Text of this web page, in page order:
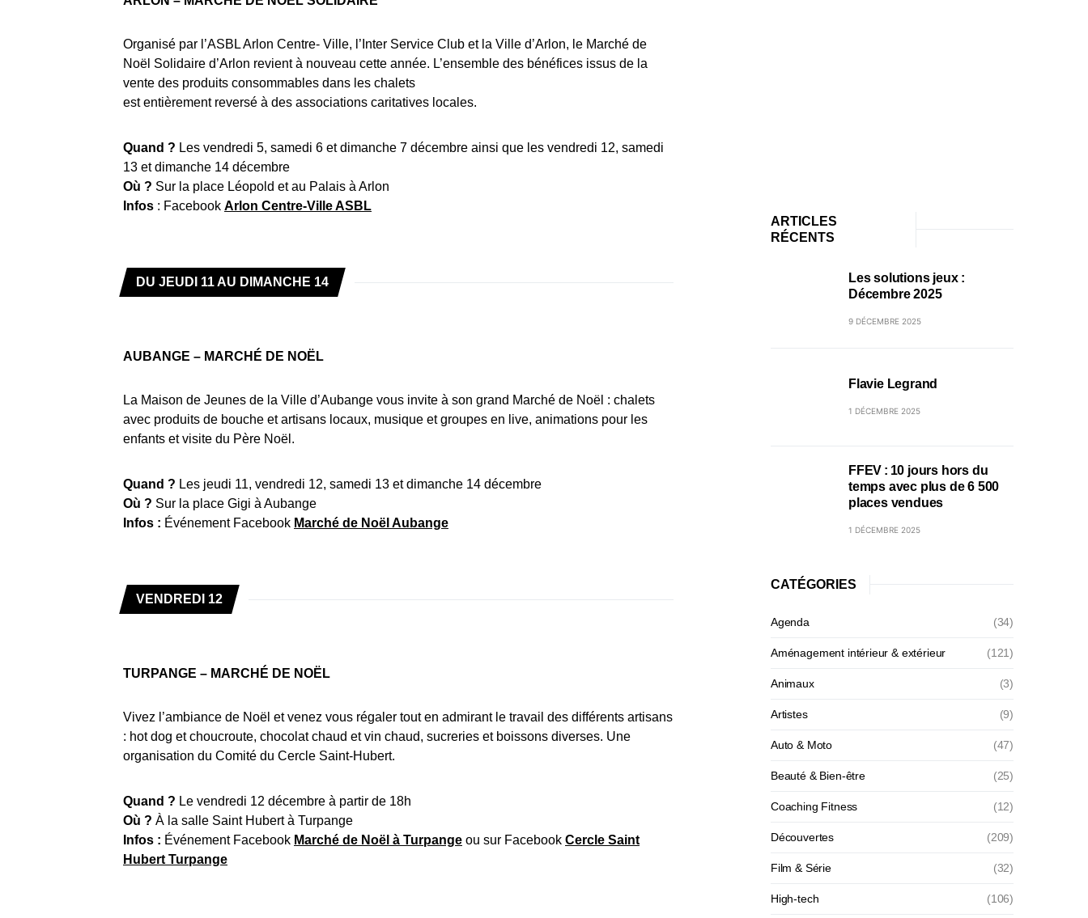
Organisé par l’ASBL Arlon Centre- Ville, l’Inter Service Club et la Ville d’Arlon, le Marché de
Noël Solidaire d’Arlon revient à nouveau cette année. L’ensemble des bénéfices issus de la
vente des produits consommables dans les chalets
est entièrement reversé à des associations caritatives locales.
Quand ? Les vendredi 5, samedi 6 et dimanche 7 décembre ainsi que les vendredi 12, samedi
13 et dimanche 14 décembre
Où ? Sur la place Léopold et au Palais à Arlon
Infos : Facebook Arlon Centre-Ville ASBL
DU JEUDI 11 AU DIMANCHE 14
AUBANGE – MARCHÉ DE NOËL
La Maison de Jeunes de la Ville d’Aubange vous invite à son grand Marché de Noël : chalets
avec produits de bouche et artisans locaux, musique et groupes en live, animations pour les
enfants et visite du Père Noël.
Quand ? Les jeudi 11, vendredi 12, samedi 13 et dimanche 14 décembre
Où ? Sur la place Gigi à Aubange
Infos : Événement Facebook Marché de Noël Aubange
VENDREDI 12
TURPANGE – MARCHÉ DE NOËL
Vivez l’ambiance de Noël et venez vous régaler tout en admirant le travail des différents artisans
: hot dog et choucroute, chocolat chaud et vin chaud, sucreries et boissons diverses. Une
organisation du Comité du Cercle Saint-Hubert.
Quand ? Le vendredi 12 décembre à partir de 18h
Où ? À la salle Saint Hubert à Turpange
Infos : Événement Facebook Marché de Noël à Turpange ou sur Facebook Cercle Saint
Hubert Turpange
ARTICLES
RÉCENTS
Les solutions jeux :
Décembre 2025
9 DÉCEMBRE 2025
Flavie Legrand
1 DÉCEMBRE 2025
FFEV : 10 jours hors du
temps avec plus de 6 500
places vendues
1 DÉCEMBRE 2025
CATÉGORIES
Agenda (34)
Aménagement intérieur & extérieur (121)
Animaux (3)
Artistes (9)
Auto & Moto (47)
Beauté & Bien-être (25)
Coaching Fitness (12)
Découvertes (209)
Film & Série (32)
High-tech (106)